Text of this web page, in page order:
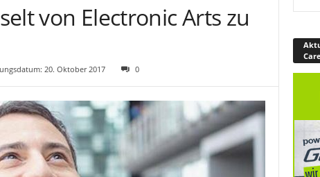
von Electronic Arts zu
20. Oktober 2017 0